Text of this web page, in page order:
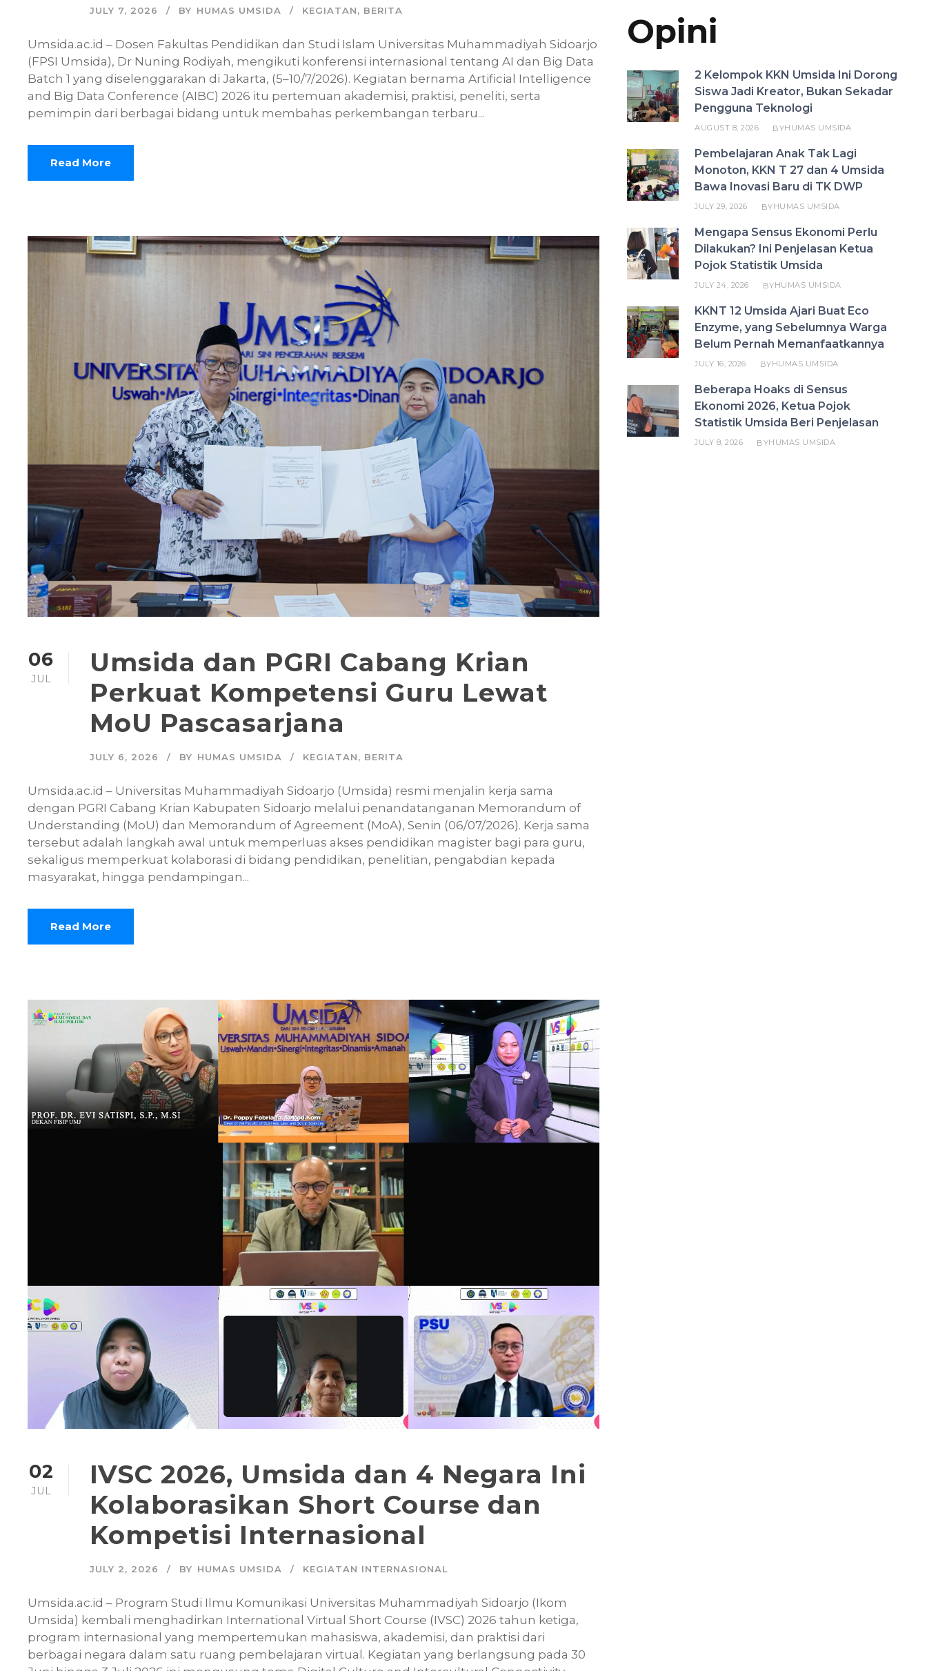
JULY 7, 2026 BY HUMAS UMSIDA KEGIATAN, BERITA
Umsida.ac.id – Dosen Fakultas Pendidikan dan Studi Islam Universitas Muhammadiyah Sidoarjo
(FPSI Umsida), Dr Nuning Rodiyah, mengikuti konferensi internasional tentang AI dan Big Data
Batch 1 yang diselenggarakan di Jakarta, (5–10/7/2026). Kegiatan bernama Artificial Intelligence
and Big Data Conference (AIBC) 2026 itu pertemuan akademisi, praktisi, peneliti, serta
pemimpin dari berbagai bidang untuk membahas perkembangan terbaru...
Read More
06
JUL
Umsida dan PGRI Cabang Krian
Perkuat Kompetensi Guru Lewat
MoU Pascasarjana
JULY 6, 2026 BY HUMAS UMSIDA KEGIATAN, BERITA
Umsida.ac.id – Universitas Muhammadiyah Sidoarjo (Umsida) resmi menjalin kerja sama
dengan PGRI Cabang Krian Kabupaten Sidoarjo melalui penandatanganan Memorandum of
Understanding (MoU) dan Memorandum of Agreement (MoA), Senin (06/07/2026). Kerja sama
tersebut adalah langkah awal untuk memperluas akses pendidikan magister bagi para guru,
sekaligus memperkuat kolaborasi di bidang pendidikan, penelitian, pengabdian kepada
masyarakat, hingga pendampingan...
Read More
02
JUL
IVSC 2026, Umsida dan 4 Negara Ini
Kolaborasikan Short Course dan
Kompetisi Internasional
JULY 2, 2026 BY HUMAS UMSIDA KEGIATAN INTERNASIONAL
Umsida.ac.id – Program Studi Ilmu Komunikasi Universitas Muhammadiyah Sidoarjo (Ikom
Umsida) kembali menghadirkan International Virtual Short Course (IVSC) 2026 tahun ketiga,
program internasional yang mempertemukan mahasiswa, akademisi, dan praktisi dari
berbagai negara dalam satu ruang pembelajaran virtual. Kegiatan yang berlangsung pada 30
Opini
2 Kelompok KKN Umsida Ini Dorong
Siswa Jadi Kreator, Bukan Sekadar
Pengguna Teknologi
AUGUST 8, 2026 BYHUMAS UMSIDA
Pembelajaran Anak Tak Lagi
Monoton, KKN T 27 dan 4 Umsida
Bawa Inovasi Baru di TK DWP
JULY 29, 2026 BYHUMAS UMSIDA
Mengapa Sensus Ekonomi Perlu
Dilakukan? Ini Penjelasan Ketua
Pojok Statistik Umsida
JULY 24, 2026 BYHUMAS UMSIDA
KKNT 12 Umsida Ajari Buat Eco
Enzyme, yang Sebelumnya Warga
Belum Pernah Memanfaatkannya
JULY 16, 2026 BYHUMAS UMSIDA
Beberapa Hoaks di Sensus
Ekonomi 2026, Ketua Pojok
Statistik Umsida Beri Penjelasan
JULY 8, 2026 BYHUMAS UMSIDA